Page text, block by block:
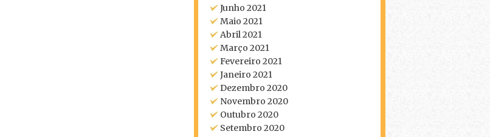
Junho 2021
Maio 2021
Abril 2021
Março 2021
Fevereiro 2021
Janeiro 2021
Dezembro 2020
Novembro 2020
Outubro 2020
Setembro 2020